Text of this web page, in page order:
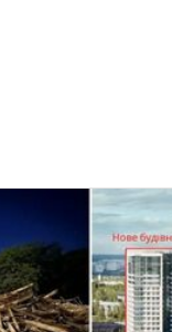
лавру
влада Києва
на петицію щодо
т.